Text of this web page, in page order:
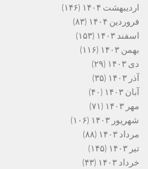
اردیبهشت ۱۴۰۴
(۱۴۶)
فروردین ۱۴۰۴
(۸۳)
اسفند ۱۴۰۳
(۱۵۳)
بهمن ۱۴۰۳
(۱۱۶)
دی ۱۴۰۳
(۲۹)
آذر ۱۴۰۳
(۳۵)
آبان ۱۴۰۳
(۴۰)
مهر ۱۴۰۳
(۷۱)
شهریور ۱۴۰۳
(۱۰۶)
مرداد ۱۴۰۳
(۸۸)
تیر ۱۴۰۳
(۱۴۵)
خرداد ۱۴۰۳
(۴۳)